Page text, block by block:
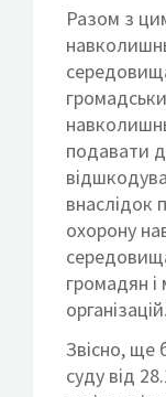
Разом з
подавати
внаслідок
охорону
громадян
організацій.
Звісно, ще
суду від